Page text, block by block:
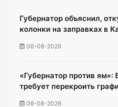
Губернатор объяснил,
колонки на заправках в
06-08-2026
«Губернатор против ям»:
требует перекроить
06-08-2026